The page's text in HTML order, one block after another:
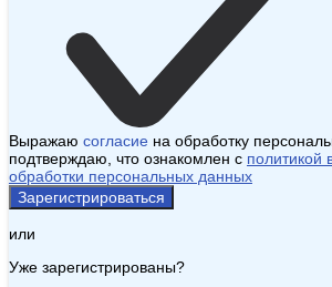
Выражаю согласие на обработку
подтверждаю, что ознакомлен с политикой
обработки персональных данных
Зарегистрироваться
или
Уже зарегистрированы?